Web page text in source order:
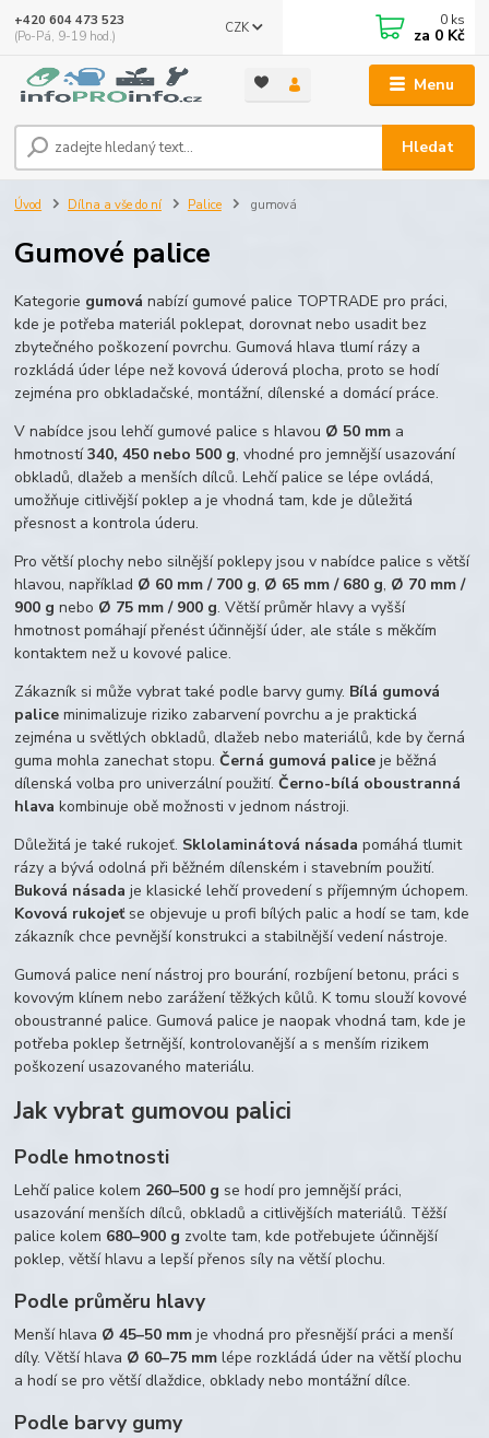
Menu
CZK
Hledat
+420 604 473 523
(Po-Pá, 9-19 hod.)
0 ks
za 0 Kč
Úvod Dílna a vše do ní Palice gumová
Gumové palice
Kategorie gumová nabízí gumové palice TOPTRADE pro práci,
kde je potřeba materiál poklepat, dorovnat nebo usadit bez
zbytečného poškození povrchu. Gumová hlava tlumí rázy a
rozkládá úder lépe než kovová úderová plocha, proto se hodí
zejména pro obkladačské, montážní, dílenské a domácí práce.
V nabídce jsou lehčí gumové palice s hlavou Ø 50 mm a
hmotností340, 450 nebo 500 g, vhodné pro jemnější usazování
obkladů, dlažeb a menších dílců. Lehčí palice se lépe ovládá,
umožňuje citlivější poklep a je vhodná tam, kde je důležitá
přesnost a kontrola úderu.
Pro větší plochy nebo silnější poklepy jsou v nabídce palice s větší
hlavou, například Ø 60 mm / 700 g, Ø 65 mm / 680 g, Ø 70 mm /
900 g nebo Ø 75 mm / 900 g. Větší průměr hlavy a vyšší
hmotnost pomáhají přenést účinnější úder, ale stále s měkčím
kontaktem než u kovové palice.
Zákazník si může vybrat také podle barvy gumy. Bílá gumová
palice minimalizuje riziko zabarvení povrchu a je praktická
zejména u světlých obkladů, dlažeb nebo materiálů, kde by černá
guma mohla zanechat stopu.Černá gumová palice je běžná
dílenská volba pro univerzální použití.Černo-bílá oboustranná
hlava kombinuje obě možnosti v jednom nástroji.
Důležitá je také rukojeť. Sklolaminátová násada pomáhá tlumit
rázy a bývá odolná při běžném dílenském i stavebním použití.
Buková násada je klasické lehčí provedení s příjemným úchopem.
Kovová rukojeťse objevuje u profi bílých palic a hodí se tam, kde
zákazník chce pevnější konstrukci a stabilnější vedení nástroje.
Gumová palice není nástroj pro bourání, rozbíjení betonu, práci s
kovovým klínem nebo zarážení těžkých kůlů. K tomu slouží kovové
oboustranné palice. Gumová palice je naopak vhodná tam, kde je
potřeba poklep šetrnější, kontrolovanější a s menším rizikem
poškození usazovaného materiálu.
Jak vybrat gumovou palici
Podle hmotnosti
Lehčí palice kolem 260–500 g se hodí pro jemnější práci,
usazování menších dílců, obkladů a citlivějších materiálů. Těžší
palice kolem 680–900 g zvolte tam, kde potřebujete účinnější
poklep, větší hlavu a lepší přenos síly na větší plochu.
Podle průměru hlavy
Menší hlava Ø 45–50 mm je vhodná pro přesnější práci a menší
díly. Větší hlava Ø 60–75 mm lépe rozkládá úder na větší plochu
a hodí se pro větší dlaždice, obklady nebo montážní dílce.
Podle barvy gumy